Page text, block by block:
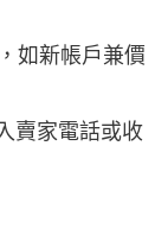
如新帳戶兼價
賣家電話或收